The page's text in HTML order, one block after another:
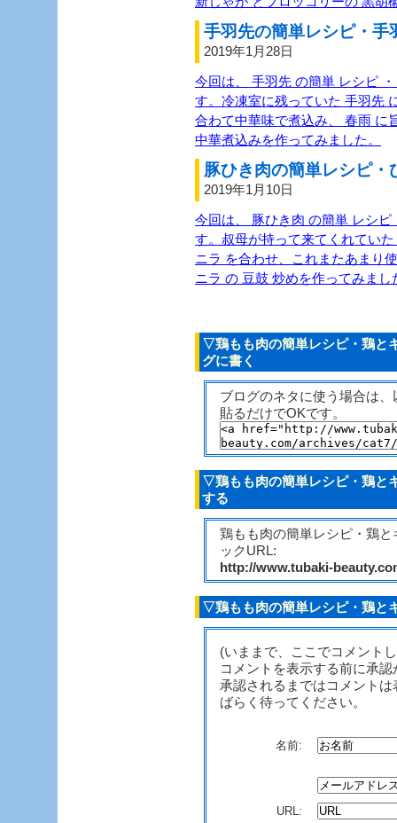
手羽先の簡単レシピ・手
2019年1月28日
今回は、 手羽先 の簡単 レシピ
す。冷凍室に残っていた 手羽先
合わて中華味で煮込み、 春雨 に
中華煮込みを作ってみました。
豚ひき肉の簡単レシピ
2019年1月10日
今回は、 豚ひき肉 の簡単 レシ
す。叔母が持って来てくれてい
ニラ を合わせ、これまたあまり
ニラ の 豆鼓 炒めを作ってみまし
▽鶏もも肉の簡単レシピ・鶏と
グに書く
ブログのネタに使う場合は
貼るだけでOKです。
▽鶏もも肉の簡単レシピ・鶏と
する
鶏もも肉の簡単レシピ・鶏
ックURL:
http://www.tubaki-
▽鶏もも肉の簡単レシピ・鶏と
(いままで、ここでコメント
コメントを表示する前に承
承認されるまではコメント
ばらく待ってください。
名前:
URL: